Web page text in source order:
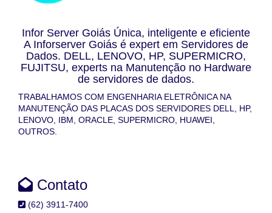
Infor Server Goiás Única, inteligente e eficiente
A Inforserver Goiás é expert em Servidores de
Dados. DELL, LENOVO, HP, SUPERMICRO,
FUJITSU, experts na Manutenção no Hardware
de servidores de dados.
TRABALHAMOS COM ENGENHARIA ELETRÔNICA NA
MANUTENÇÃO DAS PLACAS DOS SERVIDORES DELL, HP,
LENOVO, IBM, ORACLE, SUPERMICRO, HUAWEI,
OUTROS.
Contato
(62) 3911-7400